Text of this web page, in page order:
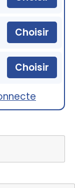
Choisir
Choisir